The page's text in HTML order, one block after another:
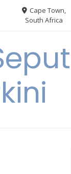
Cape Town,
South Africa